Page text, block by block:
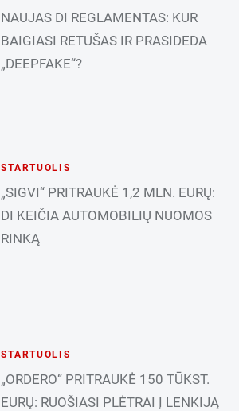
NAUJAS DI REGLAMENTAS: KUR
BAIGIASI RETUŠAS IR PRASIDEDA
„DEEPFAKE“?
STARTUOLIS
„SIGVI“ PRITRAUKĖ 1,2 MLN. EURŲ:
DI KEIČIA AUTOMOBILIŲ NUOMOS
RINKĄ
STARTUOLIS
„ORDERO“ PRITRAUKĖ 150 TŪKST.
EURŲ: RUOŠIASI PLĖTRAI Į LENKIJĄ